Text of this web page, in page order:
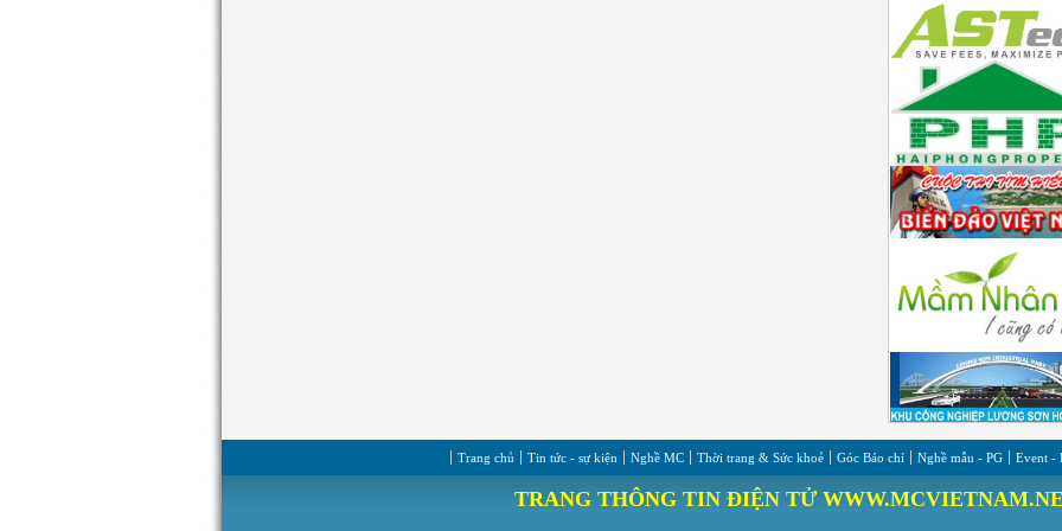
Trang chủ Tin tức - sự kiện Nghề MC Thời trang & Sức khoẻ Góc Báo chí Nghề mẫu - PG Event -
TRANG THÔNG TIN ĐIỆN TỬ